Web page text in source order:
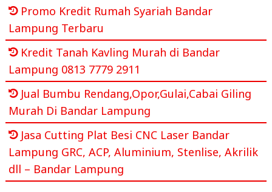
Promo Kredit Rumah Syariah Bandar
Lampung Terbaru
Kredit Tanah Kavling Murah di Bandar
Lampung 0813 7779 2911
Jual Bumbu Rendang,Opor,Gulai,Cabai Giling
Murah Di Bandar Lampung
Jasa Cutting Plat Besi CNC Laser Bandar
Lampung GRC, ACP, Aluminium, Stenlise, Akrilik
dll – Bandar Lampung